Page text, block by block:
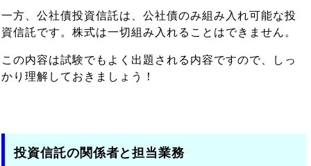
一方、公社債投資信託は、公社債のみ組み入れ可能な投
資信託です。株式は一切組み入れることはできません。
この内容は試験でもよく出題される内容ですので、しっ
かり理解しておきましょう！
投資信託の関係者と担当業務